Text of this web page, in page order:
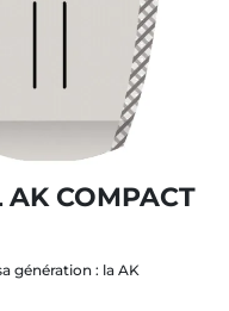
COMPACT
génération : la AK